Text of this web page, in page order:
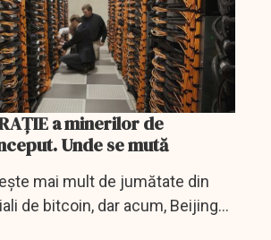
a minerilor de
Unde se mută
mai mult de jumătate din
de bitcoin, dar acum, Beijingul
cât mai curând posibil.